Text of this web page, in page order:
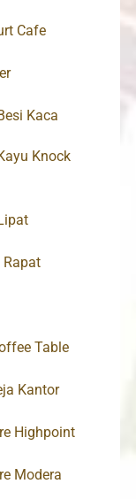
Cafe
Kaca
Knock
Rapat
Table
Kantor
Highpoint
Modera